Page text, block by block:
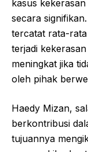
kasus
secara
tercatat rata-
terjadi
meningkat jika
oleh pihak
Haedy Mizan,
berkontribusi
tujuannya